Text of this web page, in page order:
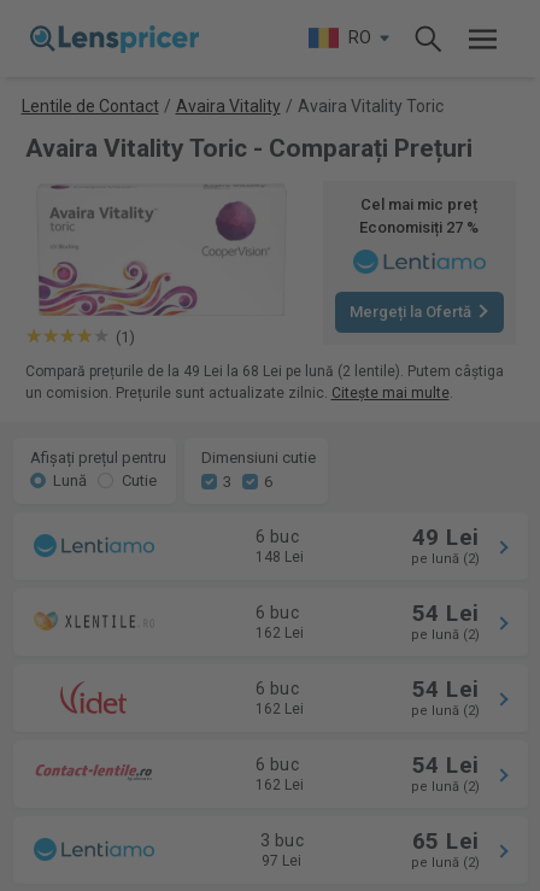
RO
Lentile de Contact / Avaira Vitality / Avaira Vitality Toric
Avaira Vitality Toric - Comparați Prețuri
(1)
Cel mai mic preț
Economisiți 27 %
Mergeți la Ofertă
Compară prețurile de la 49 Lei la 68 Lei pe lună (2 lentile). Putem câștiga
un comision. Prețurile sunt actualizate zilnic. Citește mai multe.
Afișați prețul pentru
Lună
Cutie
Dimensiuni cutie
3
6
6 buc
148 Lei
49 Lei
pe lună (2)
6 buc
162 Lei
54 Lei
pe lună (2)
6 buc
162 Lei
54 Lei
pe lună (2)
6 buc
162 Lei
54 Lei
pe lună (2)
3 buc
97 Lei
65 Lei
pe lună (2)